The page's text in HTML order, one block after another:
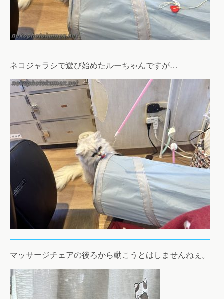
ネコジャラシで遊び始めたルーちゃんですが…
マッサージチェアの後ろから動こうとはしませんねぇ。